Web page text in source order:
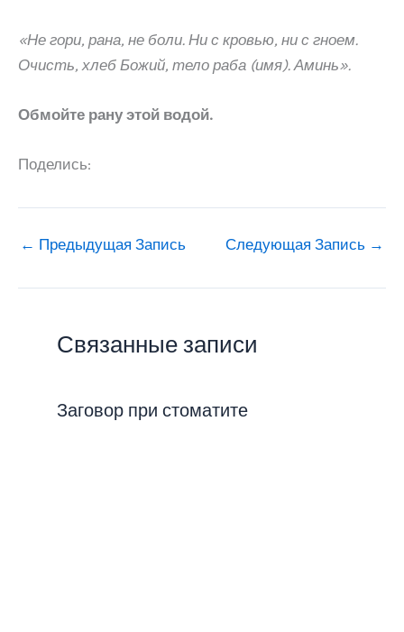
«Не гори, рана, не боли. Ни с кровью, ни с гноем.
Очисть, хлеб Божий, тело раба (имя). Аминь».
Обмойте рану этой водой.
Поделись:
← Предыдущая Запись Следующая Запись →
Связанные записи
Заговор при стоматите